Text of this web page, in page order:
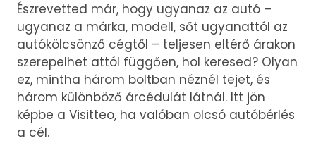
Észrevetted már, hogy ugyanaz az autó –
ugyanaz a márka, modell, sőt ugyanattól az
autókölcsönző cégtől – teljesen eltérő árakon
szerepelhet attól függően, hol keresed? Olyan
ez, mintha három boltban néznél tejet, és
három különböző árcédulát látnál. Itt jön
képbe a Visitteo, ha valóban olcsó autóbérlés
a cél.